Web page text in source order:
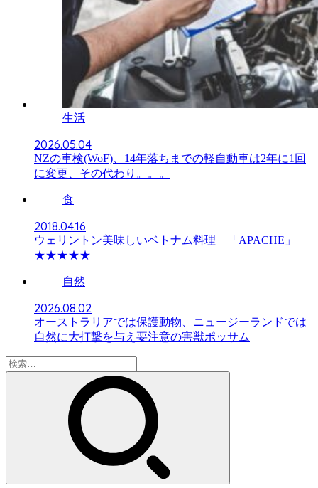
生活
2026.05.04
NZの車検(WoF)、14年落ちまでの軽自動車は2年に1回
に変更、その代わり。。。
食
2018.04.16
ウェリントン美味しいベトナム料理 「APACHE」
★★★★★
自然
2026.08.02
オーストラリアでは保護動物、ニュージーランドでは
自然に大打撃を与え要注意の害獣ポッサム
検
索: